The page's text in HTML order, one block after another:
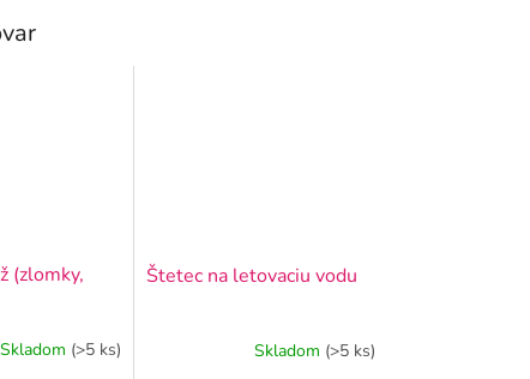
(zlomky,
Skladom (>5 ks)
Štetec na letovaciu vodu
Skladom (>5 ks)